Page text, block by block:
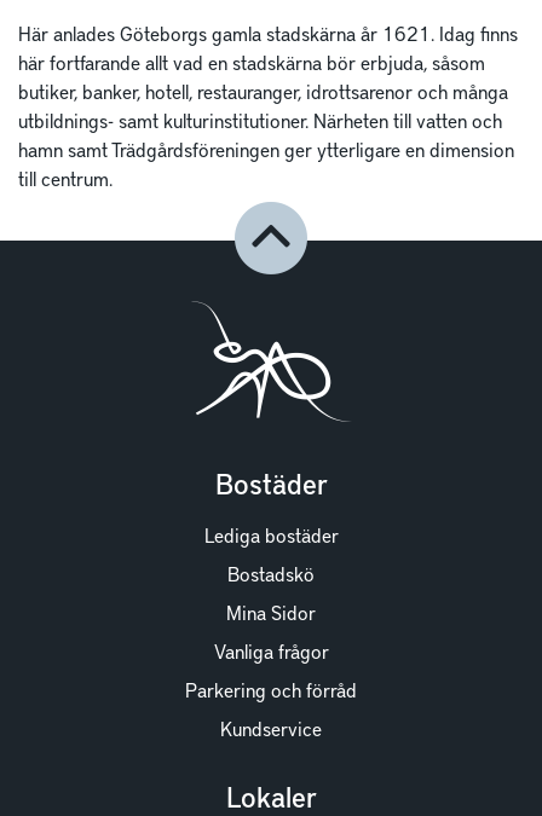
Här anlades Göteborgs gamla stadskärna år 1621. Idag finns
här fortfarande allt vad en stadskärna bör erbjuda, såsom
butiker, banker, hotell, restauranger, idrottsarenor och många
utbildnings- samt kulturinstitutioner. Närheten till vatten och
hamn samt Trädgårdsföreningen ger ytterligare en dimension
till centrum.
Bostäder
Lediga bostäder
Bostadskö
Mina Sidor
Vanliga frågor
Parkering och förråd
Kundservice
Lokaler